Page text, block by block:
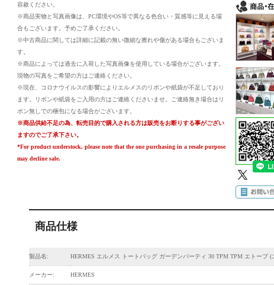
容赦ください。
※商品実物と写真画像は、PC環境やOS等で異なる色合い・質感等に見える場
合もございます。予めご了承ください。
※中古商品に関しては詳細に記載の無い微細な擦れや傷がある場合もございま
す。
※商品によっては過去に入荷した写真画像を使用している場合がございます。
現物の写真をご希望の方はご連絡ください。
※現在、コロナウイルスの影響によりエルメスのリボンや紙袋が不足しており
ます。リボンや紙袋をご入用の方はご連絡くださいませ。ご連絡無き場合はリ
ボン無しでの梱包になる場合がございます。
※商品供給不足の為、転売目的で購入される方は販売をお断りする事がござい
ますのでご了承下さい。
*For product understock, please note that the one purchasing in a resale purpose
may decline sale.
商品仕様
製品名: HERMES エルメス トートバッグ ガーデンパーティ 30 TPM TPM エトープ (
メーカー: HERMES